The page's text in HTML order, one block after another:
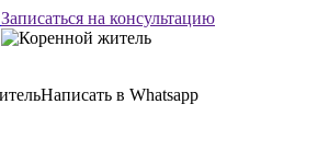
Записаться на консультацию
Написать в Whatsapp